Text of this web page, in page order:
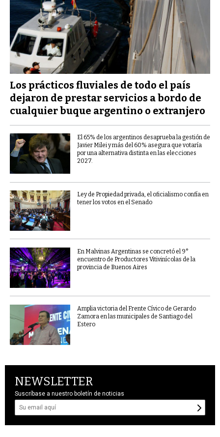
Los prácticos fluviales de todo el país
dejaron de prestar servicios a bordo de
cualquier buque argentino o extranjero
El 65% de los argentinos desaprueba la gestión de
Javier Milei y más del 60% asegura que votaría
por una alternativa distinta en las elecciones
2027.
Ley de Propiedad privada, el oficialismo confía en
tener los votos en el Senado
En Malvinas Argentinas se concretó el 9°
encuentro de Productores Vitivinícolas de la
provincia de Buenos Aires
Amplia victoria del Frente Cívico de Gerardo
Zamora en las municipales de Santiago del
Estero
NEWSLETTER
Suscríbase a nuestro boletín de noticias